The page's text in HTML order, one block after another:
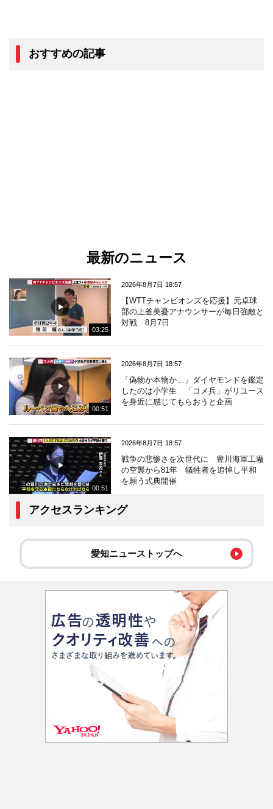
おすすめの記事
最新のニュース
03:25
2026年8月7日 18:57
【WTTチャンピオンズを応援】元卓球
部の上釜美憂アナウンサーが毎日強敵と
対戦 8月7日
00:51
2026年8月7日 18:57
「偽物か本物か…」ダイヤモンドを鑑定
したのは小学生 「コメ兵」がリユース
を身近に感じてもらおうと企画
00:51
2026年8月7日 18:57
戦争の悲惨さを次世代に 豊川海軍工廠
の空襲から81年 犠牲者を追悼し平和
を願う式典開催
アクセスランキング
愛知ニューストップへ